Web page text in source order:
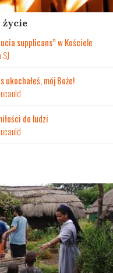
supplicans” w Kościele
ukochałeś, mój Boże!
do ludzi